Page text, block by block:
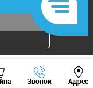
Звонок Адрес
Viber Whatsapp